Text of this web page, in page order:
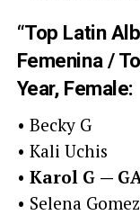
“Top Latin
Femenina /
Year, Female:
• Becky G
• Kali Uchis
• Karol G —
• Selena Gomez